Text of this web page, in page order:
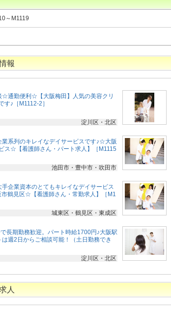
～M1119
報
通勤便利☆【大阪梅田】人気の美容クリ
す♪［M1112-2］
淀川区・北区
系列のキレイなデイサービスです♪☆大阪
ス☆【看護師さん・パート求人】［M1115
池田市・豊中市・吹田市
企業資本のとてもキレイなデイサービス
鶴見区☆【看護師さん・常勤求人】［M1
城東区・鶴見区・東成区
で長期勤務歓迎。パート時給1700円♪大阪駅
週2日からご相談可能！（土日勤務でき
淀川区・北区
人